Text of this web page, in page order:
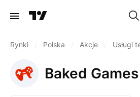
Rynki Polska Akcje Usługi
Baked